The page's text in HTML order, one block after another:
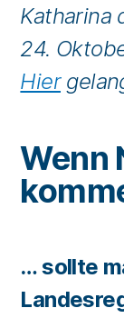
Katharina
24.
Hier
Wenn
… sollte